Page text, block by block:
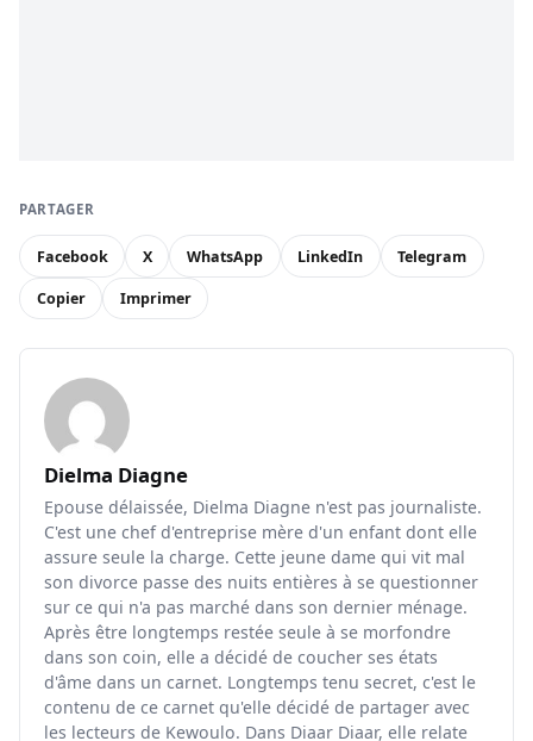
PARTAGER
Facebook X WhatsApp LinkedIn Telegram
Copier Imprimer
Dielma Diagne
Epouse délaissée, Dielma Diagne n'est pas journaliste.
C'est une chef d'entreprise mère d'un enfant dont elle
assure seule la charge. Cette jeune dame qui vit mal
son divorce passe des nuits entières à se questionner
sur ce qui n'a pas marché dans son dernier ménage.
Après être longtemps restée seule à se morfondre
dans son coin, elle a décidé de coucher ses états
d'âme dans un carnet. Longtemps tenu secret, c'est le
contenu de ce carnet qu'elle décidé de partager avec
les lecteurs de Kewoulo. Dans Diaar Diaar, elle relate